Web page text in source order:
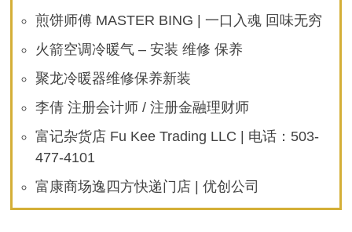
煎饼师傅 MASTER BING | 一口入魂 回味无穷
火箭空调冷暖气 – 安装 维修 保养
聚龙冷暖器维修保养新装
李倩 注册会计师 / 注册金融理财师
富记杂货店 Fu Kee Trading LLC | 电话：503-
477-4101
富康商场逸四方快递门店 | 优创公司